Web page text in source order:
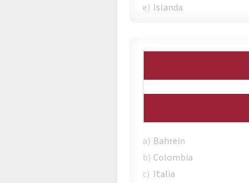
e) Islanda
a) Bahrein
b) Colombia
c) Italia